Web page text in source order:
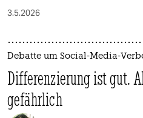
3.5.2026
Debatte um Social-Media-
Differenzierung ist gut.
gefährlich